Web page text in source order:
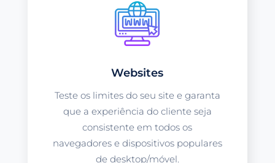
Websites
Teste os limites do seu site e garanta
que a experiência do cliente seja
consistente em todos os
navegadores e dispositivos populares
de desktop/móvel.